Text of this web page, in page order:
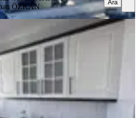
ÖZKAN Ara
Han Emlak'tan Hamdibey
Cafe Yakını Kiralık 2+1 Daire
Hamdibey Mahallesi
·3. Kat·25.07.2026
₺